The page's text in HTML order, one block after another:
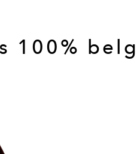
100%